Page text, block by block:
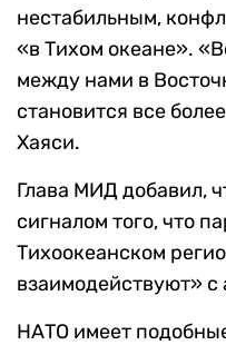
нестабильным,
«в Тихом океане».
между нами в
становится все
Хаяси.
Глава МИД добавил,
сигналом того, что
Тихоокеанском
взаимодействуют» с
НАТО имеет